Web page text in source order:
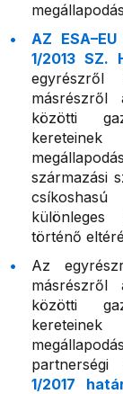
AZ ESA–EU
1/2013 SZ.
másrészről
közötti
származási
különleges
történő
Az
másrészről
közötti
partnerségi
1/2017